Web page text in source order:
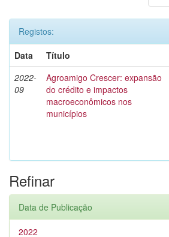
Registos:
Data
Título
2022-
09
Agroamigo Crescer: expansão
do crédito e impactos
macroeconômicos nos
municípios
Refinar
Data de Publicação
2022